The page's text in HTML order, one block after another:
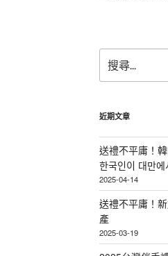
尋
關
字:
近期文章
送禮不平庸！
한국인이 대만
2025-04-14
送禮不平庸！
產
2025-03-19